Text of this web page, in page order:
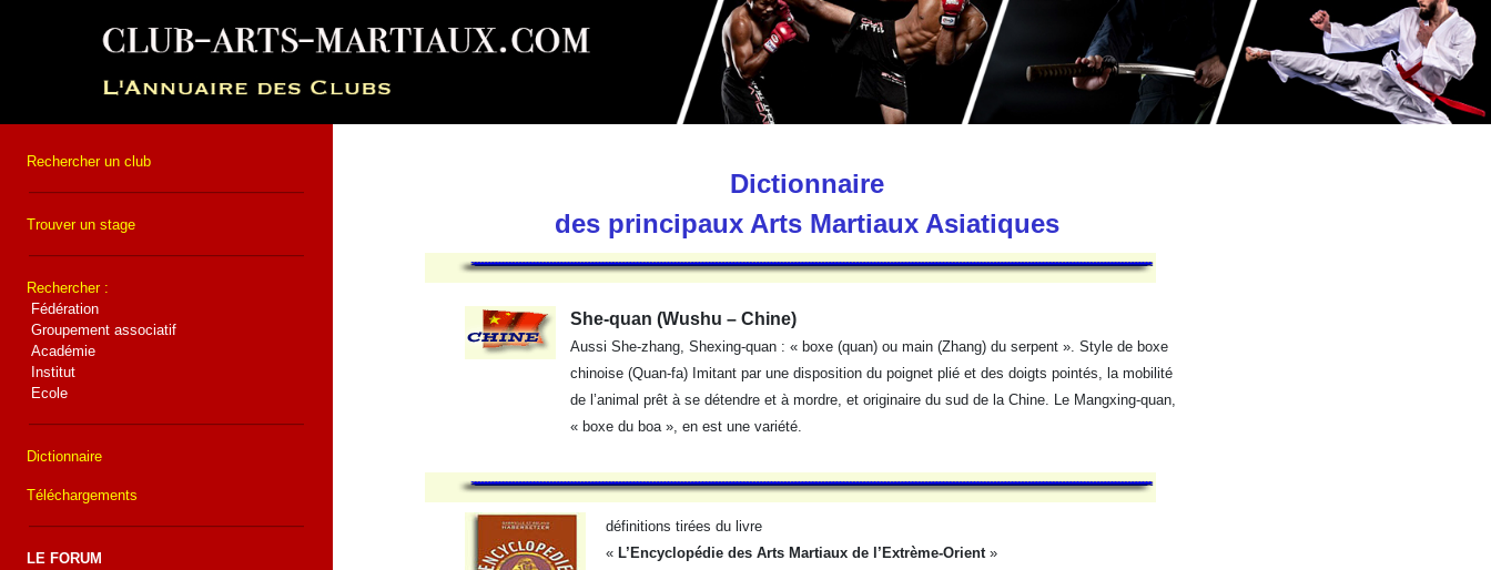
Rechercher un club
Trouver un stage
Rechercher :
Fédération
Groupement associatif
Académie
Institut
Ecole
Dictionnaire
Téléchargements
LE FORUM
Dictionnaire
des principaux Arts Martiaux Asiatiques
She-quan (Wushu – Chine)
Aussi She-zhang, Shexing-quan : « boxe (quan) ou main (Zhang) du serpent ». Style de boxe
chinoise (Quan-fa) Imitant par une disposition du poignet plié et des doigts pointés, la mobilité
de l’animal prêt à se détendre et à mordre, et originaire du sud de la Chine. Le Mangxing-quan,
« boxe du boa », en est une variété.
définitions tirées du livre
« L’Encyclopédie des Arts Martiaux de l’Extrème-Orient»